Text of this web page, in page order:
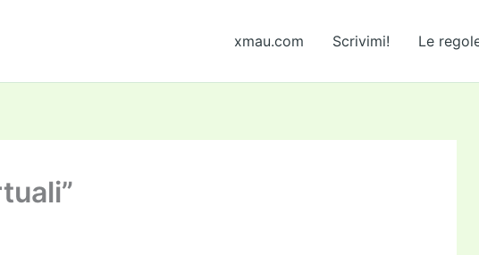
xmau.com Scrivimi! Le